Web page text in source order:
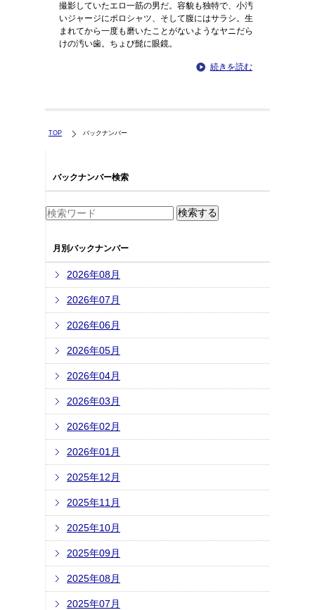
撮影していたエロ一筋の男だ。容貌も独特で、小汚
いジャージにポロシャツ、そして腹にはサラシ。生
まれてから一度も磨いたことがないようなヤニだら
けの汚い歯。ちょび髭に眼鏡。
続きを読む
TOP バックナンバー
バックナンバー検索
月別バックナンバー
2026年08月
2026年07月
2026年06月
2026年05月
2026年04月
2026年03月
2026年02月
2026年01月
2025年12月
2025年11月
2025年10月
2025年09月
2025年08月
2025年07月